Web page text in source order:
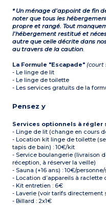
* Un ménage d’appoint de fin
noter que tous les
propre et rangé. Tout
l’hébergement restitué et
autre que celle décrite dans
au travers de la caution.
La Formule "Escapade" (court
- Le linge de lit
- Le linge de toilette
- Les services gratuits de la
Pensez y
Services optionnels à régler
- Linge de lit (change en cours
- Location kit linge de toilette
tapis de bain) : 10€/kit
- Service boulangerie (livraison
réception, à réserver la veille)
- Sauna (+16 ans) : 10€/
- Location d’appareils à raclette
- Kit entretien : 6€
- Laverie (voir tarifs directement
- Billard : 2x1€